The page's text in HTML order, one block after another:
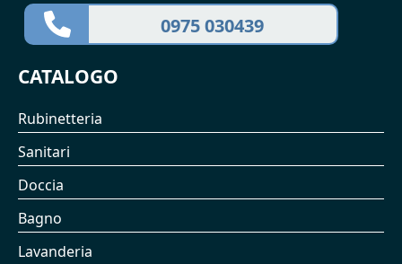
0975 030439
CATALOGO
Rubinetteria
Sanitari
Doccia
Bagno
Lavanderia